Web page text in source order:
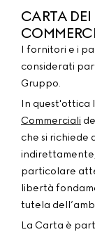
CARTA DEI
I fornitori e i
considerati
Gruppo.
In quest'ottica
Commerciali
che si richiede
particolare
libertà
tutela
La Carta è